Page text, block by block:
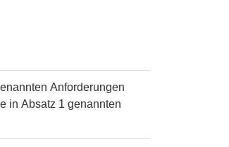
Anforderungen
in Absatz 1 genannten